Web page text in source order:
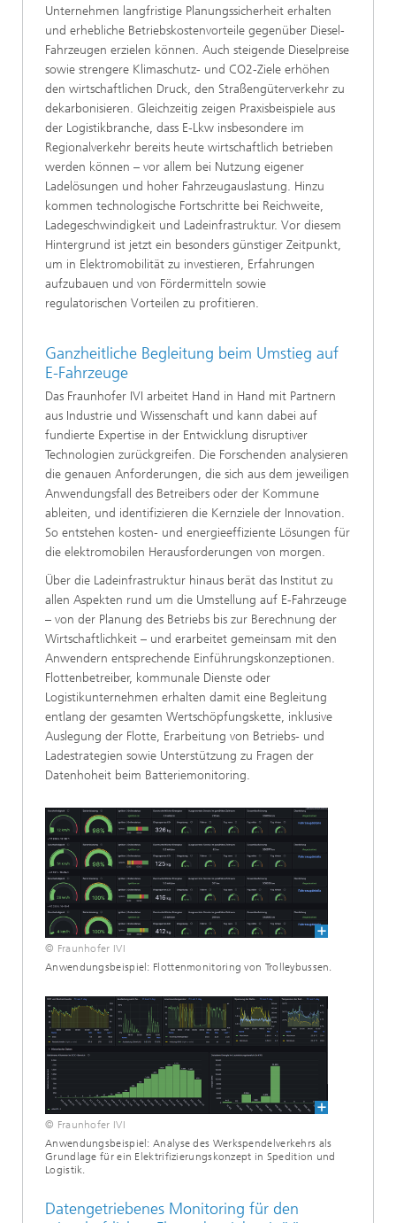
Unternehmen langfristige Planungssicherheit erhalten
und erhebliche Betriebskostenvorteile gegenüber Diesel-
Fahrzeugen erzielen können. Auch steigende Dieselpreise
sowie strengere Klimaschutz- und CO2-Ziele erhöhen
den wirtschaftlichen Druck, den Straßengüterverkehr zu
dekarbonisieren. Gleichzeitig zeigen Praxisbeispiele aus
der Logistikbranche, dass E-Lkw insbesondere im
Regionalverkehr bereits heute wirtschaftlich betrieben
werden können – vor allem bei Nutzung eigener
Ladelösungen und hoher Fahrzeugauslastung. Hinzu
kommen technologische Fortschritte bei Reichweite,
Ladegeschwindigkeit und Ladeinfrastruktur. Vor diesem
Hintergrund ist jetzt ein besonders günstiger Zeitpunkt,
um in Elektromobilität zu investieren, Erfahrungen
aufzubauen und von Fördermitteln sowie
regulatorischen Vorteilen zu profitieren.
Ganzheitliche Begleitung beim Umstieg auf
E-Fahrzeuge
Das Fraunhofer IVI arbeitet Hand in Hand mit Partnern
aus Industrie und Wissenschaft und kann dabei auf
fundierte Expertise in der Entwicklung disruptiver
Technologien zurückgreifen. Die Forschenden analysieren
die genauen Anforderungen, die sich aus dem jeweiligen
Anwendungsfall des Betreibers oder der Kommune
ableiten, und identifizieren die Kernziele der Innovation.
So entstehen kosten- und energieeffiziente Lösungen für
die elektromobilen Herausforderungen von morgen.
Über die Ladeinfrastruktur hinaus berät das Institut zu
allen Aspekten rund um die Umstellung auf E-Fahrzeuge
– von der Planung des Betriebs bis zur Berechnung der
Wirtschaftlichkeit – und erarbeitet gemeinsam mit den
Anwendern entsprechende Einführungskonzeptionen.
Flottenbetreiber, kommunale Dienste oder
Logistikunternehmen erhalten damit eine Begleitung
entlang der gesamten Wertschöpfungskette, inklusive
Auslegung der Flotte, Erarbeitung von Betriebs- und
Ladestrategien sowie Unterstützung zu Fragen der
Datenhoheit beim Batteriemonitoring.
© Fraunhofer IVI
Anwendungsbeispiel: Flottenmonitoring von Trolleybussen.
© Fraunhofer IVI
Anwendungsbeispiel: Analyse des Werkspendelverkehrs als
Grundlage für ein Elektrifizierungskonzept in Spedition und
Logistik.
Datengetriebenes Monitoring für den